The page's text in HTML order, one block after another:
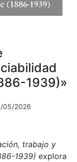
1939)»
05/2026
trabajo y
1939) explora